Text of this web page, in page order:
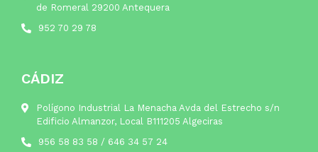
de Romeral 29200 Antequera
952 70 29 78
CÁDIZ
Polígono Industrial La Menacha Avda del Estrecho s/n
Edificio Almanzor, Local B111205 Algeciras
956 58 83 58 / 646 34 57 24